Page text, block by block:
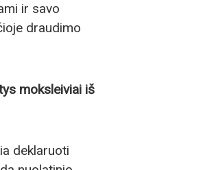
ir savo
draudimo
moksleiviai iš
deklaruoti